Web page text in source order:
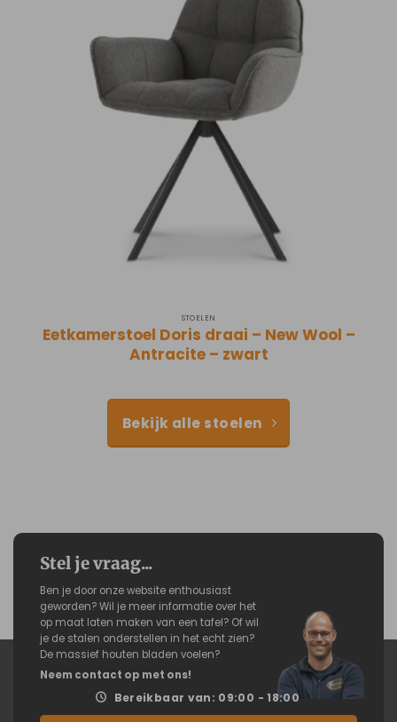
STOELEN
Eetkamerstoel Doris draai – New Wool –
Antracite – zwart
Bekijk alle stoelen
Stel je vraag...
Ben je door onze website enthousiast
geworden? Wil je meer informatie over het
op maat laten maken van een tafel? Of wil
je de stalen onderstellen in het echt zien?
De massief houten bladen voelen?
Neem contact op met ons!
Bereikbaar van: 09:00 - 18:00